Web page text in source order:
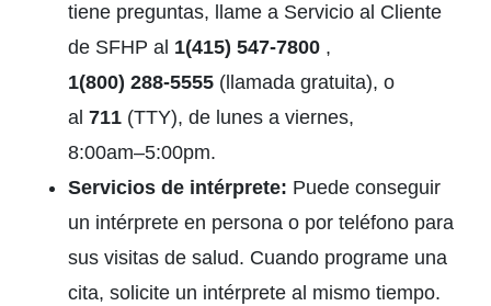
tiene preguntas, llame a Servicio al Cliente
de SFHP al 1(415) 547-7800 ,
1(800) 288-5555 (llamada gratuita), o
al711 (TTY), de lunes a viernes,
8:00am–5:00pm.
Servicios de intérprete: Puede conseguir
un intérprete en persona o por teléfono para
sus visitas de salud. Cuando programe una
cita, solicite un intérprete al mismo tiempo.